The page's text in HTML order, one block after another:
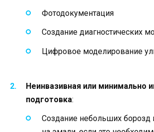
Фотодокументация
Создание диагностических
Цифровое моделирование
Неинвазивная или минимально
подготовка:
Создание небольших борозд